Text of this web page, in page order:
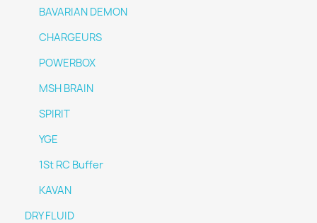
BAVARIAN DEMON
CHARGEURS
POWERBOX
MSH BRAIN
SPIRIT
YGE
1St RC Buffer
KAVAN
DRY FLUID